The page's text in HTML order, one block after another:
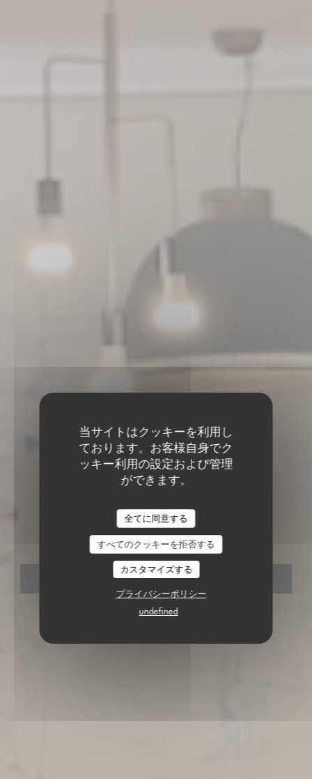
当サイトはクッキーを利用し
ております。お客様自身でク
ッキー利用の設定および管理
ができます。
全てに同意する
すべてのクッキーを拒否する
カスタマイズする
プライバシーポリシー
undefined
L'OenoVice
予約
L'OENOVICE